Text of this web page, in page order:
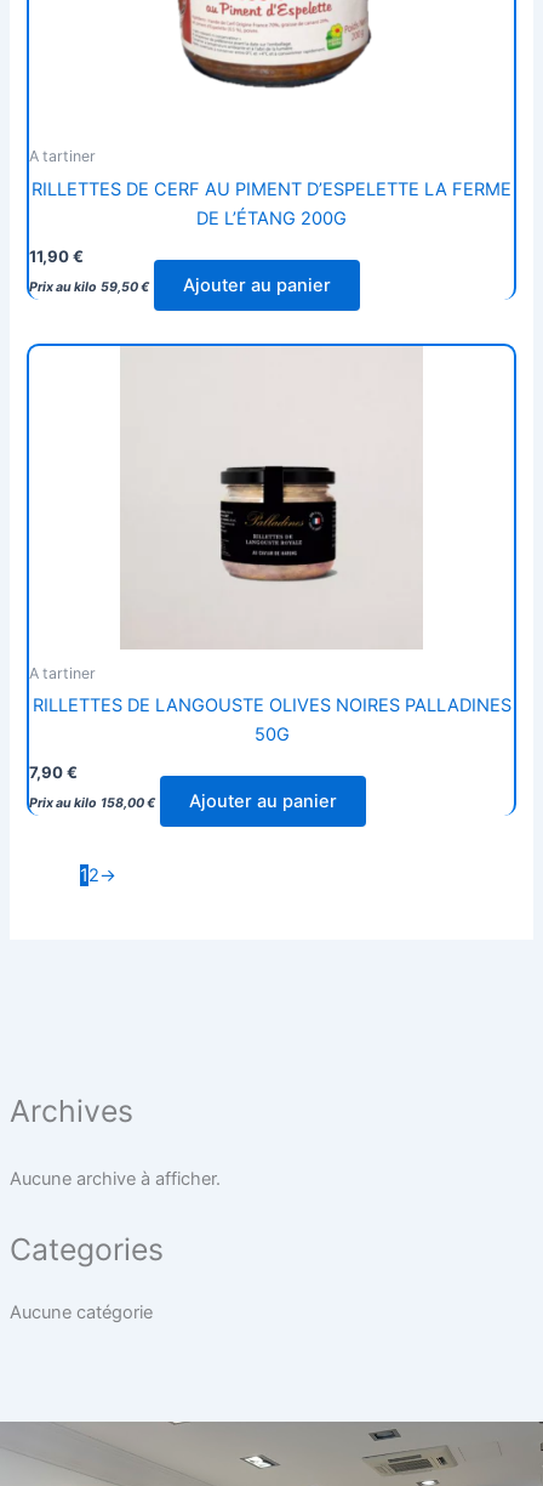
Archives
Aucune archive à afficher.
Categories
Aucune catégorie
A tartiner
RILLETTES DE CERF AU PIMENT D’ESPELETTE LA FERME
DE L’ÉTANG 200G
11,90€
Prix au kilo 59,50€ Ajouter au panier
A tartiner
RILLETTES DE LANGOUSTE OLIVES NOIRES PALLADINES
50G
7,90€
Prix au kilo 158,00€ Ajouter au panier
12→